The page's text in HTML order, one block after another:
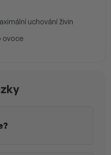
uchování živin
ovoce